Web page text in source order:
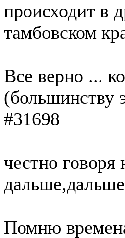
происходит в
тамбовском
Все верно ...
(большинству
#31698
честно говоря
Помню